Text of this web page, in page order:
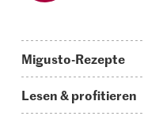
Migusto-Rezepte
Lesen & profitieren